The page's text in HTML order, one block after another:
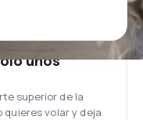
unos
superior de la
volar y deja